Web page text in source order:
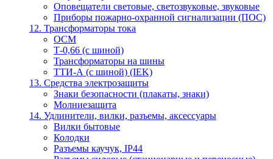
Оповещатели световые, светозвуковые, звуковые
Приборы пожарно-охранной сигнализации (ПОС)
12. Трансформаторы тока
ОСМ
Т-0,66 (с шиной)
Трансформаторы на шины
ТТИ-А (с шиной) (IEK)
13. Средства электрозащиты
Знаки безопасности (плакаты, знаки)
Молниезащита
14. Удлинители, вилки, разъемы, аксессуары
Вилки бытовые
Колодки
Разъемы каучук, IP44